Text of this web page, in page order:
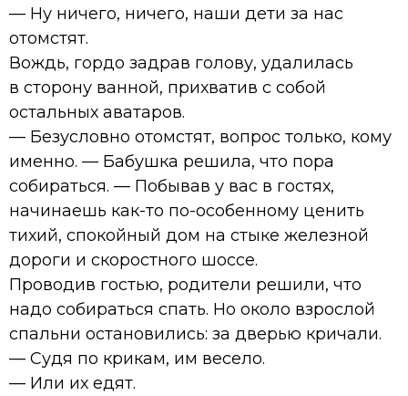
— Ну ничего, ничего, наши дети за нас
отомстят.
Вождь, гордо задрав голову, удалилась
в сторону ванной, прихватив с собой
остальных аватаров.
— Безусловно отомстят, вопрос только, кому
именно. — Бабушка решила, что пора
собираться. — Побывав у вас в гостях,
начинаешь как-то по-особенному ценить
тихий, спокойный дом на стыке железной
дороги и скоростного шоссе.
Проводив гостью, родители решили, что
надо собираться спать. Но около взрослой
спальни остановились: за дверью кричали.
— Судя по крикам, им весело.
— Или их едят.